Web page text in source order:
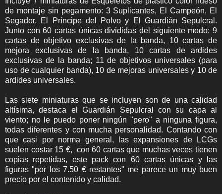
de montaje sin pegamento: 3 Suplicantes, El Campeón, El
Segador, El Príncipe del Polvo y El Guardián Sepulcral.
Junto con 60 cartas únicas divididas del siguiente modo: 9
cartas de objetivo exclusivas de la banda, 10 cartas de
mejora exclusivas de la banda, 10 cartas de ardides
exclusivas de la banda; 11 de objetivos universales (para
uso de cualquier banda), 10 de mejoras universales y 10 de
ardides universales.
Las siete miniaturas que se incluyen son de una calidad
altísima, destaca el Guardián Sepulcral con su capa al
viento; no le puedo poner ningún "pero" a ninguna figura,
todas diferentes y con mucha personalidad. Contando con
que casi por norma general, las expansiones de LCGs
suelen costar 15 €, con 60 cartas que muchas veces tienen
copias repetidas, este pack con 60 cartas únicas y las
figuras "por los 7.50 € restantes" me parece un muy buen
precio por el contenido y calidad.